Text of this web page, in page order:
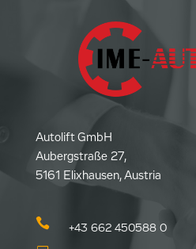
Autolift GmbH
Aubergstraße 27,
5161 Elixhausen, Austria
 +43 662 450588 0